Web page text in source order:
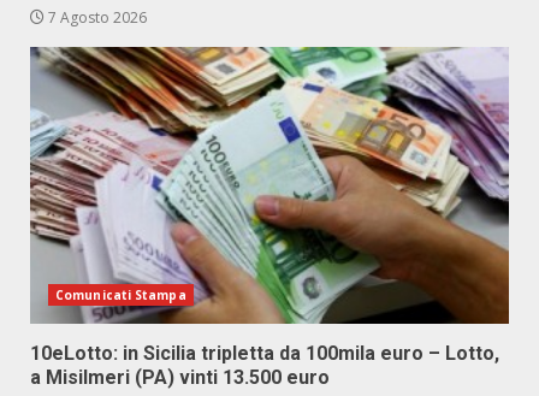
7 Agosto 2026
Comunicati Stampa
10eLotto: in Sicilia tripletta da 100mila euro – Lotto,
a Misilmeri (PA) vinti 13.500 euro